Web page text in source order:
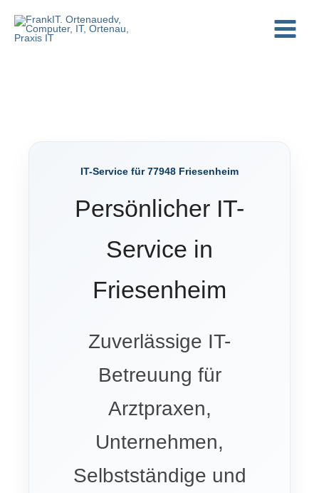
Inhalt
springen
IT-Service für 77948 Friesenheim
Persönlicher IT-
Service in
Friesenheim
Zuverlässige IT-
Betreuung für
Arztpraxen,
Unternehmen,
Selbstständige und